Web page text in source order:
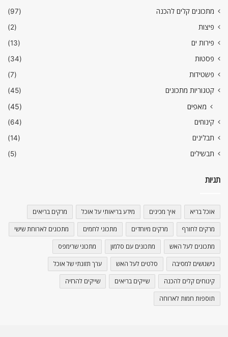
מתכונים קלים להכנה
(97)
פיצות
(2)
פירות ים
(13)
פסטות
(34)
פשטידות
(7)
קטגוריות מתכונים
(45)
מאפים (45)
קינוחים
(64)
תבלינים
(14)
תבשילים
(5)
תגיות
אוכל בריא איך מכינים מידע בריאותי על אוכל מרקים בריאים
מרקים לחורף מרקים מיוחדים מתכוני לחמים מתכונים לארוחת שישי
מתכונים לעל האש מתכונים עם סלמון מתכוני שרימפס
נישנושים למסיבה סלטים לעל האש ערך תזונתי של אוכל
קינוחים קלים להכנה שייקים בריאים שייקים להרזיה
תוספות חמות לארוחה